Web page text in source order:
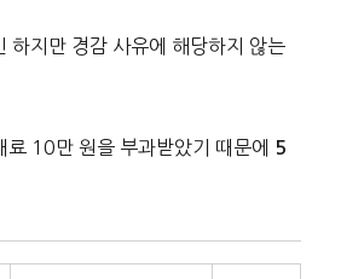
하지만 경감 사유에 해당하지 않는
료 10만 원을 부과받았기 때문에
5